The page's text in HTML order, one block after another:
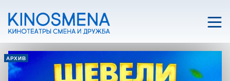
АРХИВ